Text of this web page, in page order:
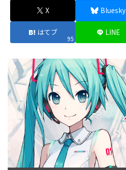
X Bluesky
はてブ
95
LINE